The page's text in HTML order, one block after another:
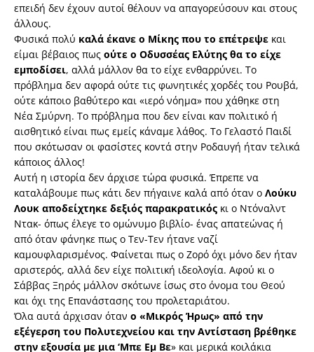
επειδή δεν έχουν αυτοί θέλουν να απαγορεύσουν και στους
άλλους.
Φυσικά πολύ καλά έκανε ο Μίκης που το επέτρεψε και
είμαι βέβαιος πως ούτε ο Οδυσσέας Ελύτης θα το είχε
εμποδίσει, αλλά μάλλον θα το είχε ενθαρρύνει. Το
πρόβλημα δεν αφορά ούτε τις φωνητικές χορδές του Ρουβά,
ούτε κάποιο βαθύτερο και «ιερό νόημα» που χάθηκε στη
Νέα Σμύρνη. Το πρόβλημα που δεν είναι καν πολιτικό ή
αισθητικό είναι πως εμείς κάναμε λάθος. Το Γελαστό Παιδί
που σκότωσαν οι φασίστες κοντά στην Ροδαυγή ήταν τελικά
κάποιος άλλος!
Αυτή η ιστορία δεν άρχισε τώρα φυσικά. Έπρεπε να
καταλάβουμε πως κάτι δεν πήγαινε καλά από όταν ο Λούκυ
Λουκ αποδείχτηκε δεξιός παρακρατικός κι ο Ντόναλντ
Ντακ- όπως έλεγε το ομώνυμο βιβλίο- ένας απατεώνας ή
από όταν φάνηκε πως ο Τεν-Τεν ήτανε ναζί
καμουφλαρισμένος. Φαίνεται πως ο Ζορό όχι μόνο δεν ήταν
αριστερός, αλλά δεν είχε πολιτική ιδεολογία. Αφού κι ο
Σάββας Ξηρός μάλλον σκότωνε ίσως στο όνομα του Θεού
και όχι της Επανάστασης του προλεταριάτου.
Όλα αυτά άρχισαν όταν ο «Μικρός Ήρως» από την
εξέγερση του Πολυτεχνείου και την Αντίσταση βρέθηκε
στην εξουσία με μια ‘Μπε Εμ Βε» και μερικά κοιλάκια